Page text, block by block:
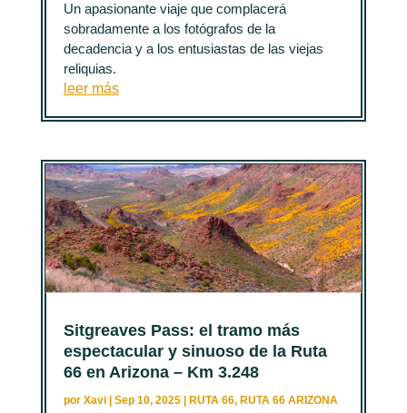
Un apasionante viaje que complacerá
sobradamente a los fotógrafos de la
decadencia y a los entusiastas de las viejas
reliquias.
leer más
Sitgreaves Pass: el tramo más
espectacular y sinuoso de la Ruta
66 en Arizona – Km 3.248
por Xavi| Sep 10, 2025| RUTA 66, RUTA 66 ARIZONA